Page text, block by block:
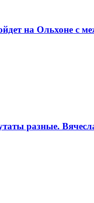
на Ольхоне с
разные.